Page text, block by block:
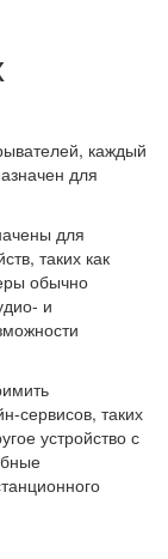
каждый
для
для
таких как
обычно
и
сервисов, таких
устройство с